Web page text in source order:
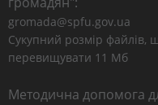
gromada@spfu.gov.ua
Сукупний розмір файлів,
перевищувати 11 Мб
Методична допомога